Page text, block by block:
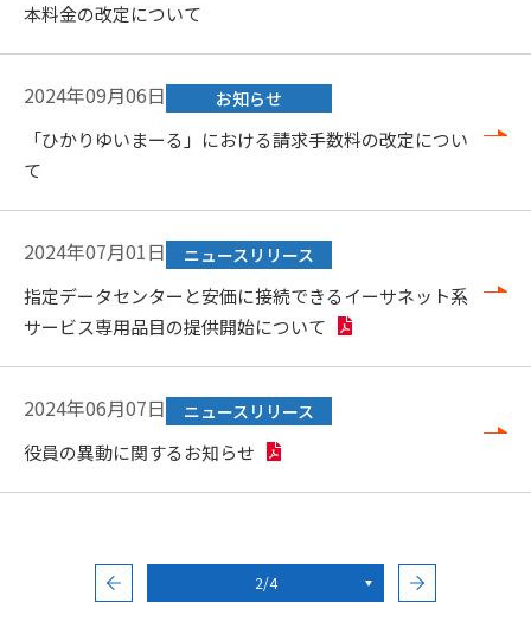
本料金の改定について
2024年09月06日 お知らせ
「ひかりゆいまーる」における請求手数料の改定につい
て
2024年07月01日 ニュースリリース
指定データセンターと安価に接続できるイーサネット系
サービス専用品目の提供開始について
2024年06月07日 ニュースリリース
役員の異動に関するお知らせ
2/4